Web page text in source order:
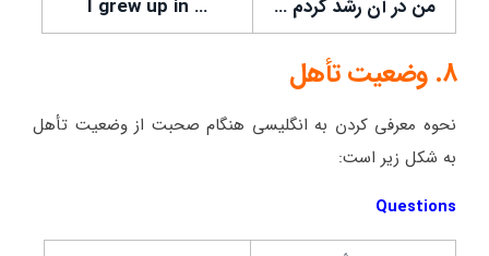
من در آن رشد کردم …
… I grew up in
8. وضعیت تأهل
نحوه معرفی کردن به انگلیسی هنگام صحبت از وضعیت تأهل
به شکل زیر است:
Questions